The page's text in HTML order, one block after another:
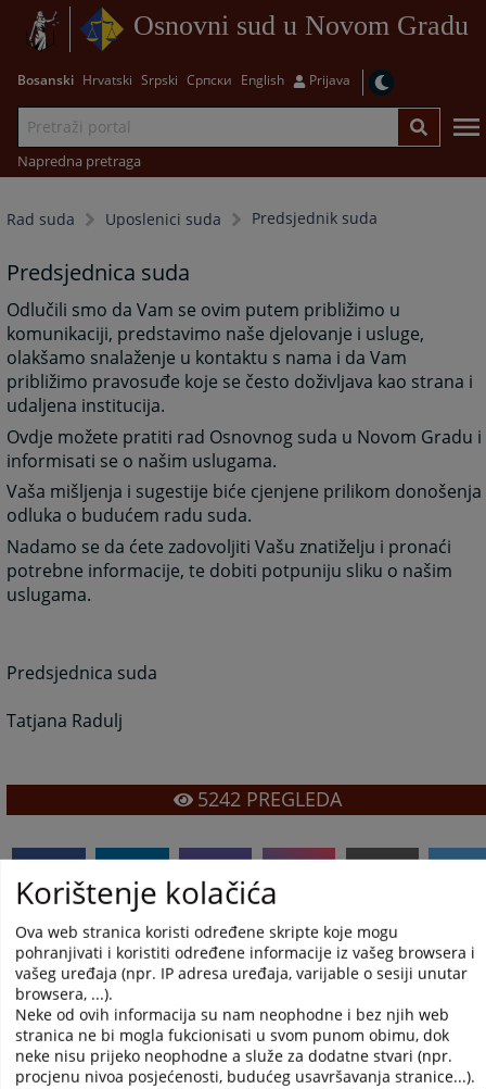
Osnovni sud u Novom Gradu
Bosanski Hrvatski Srpski Српски English Prijava
Napredna pretraga
Rad suda Uposlenici suda Predsjednik suda
Predsjednica suda
Odlučili smo da Vam se ovim putem približimo u
komunikaciji, predstavimo naše djelovanje i usluge,
olakšamo snalaženje u kontaktu s nama i da Vam
približimo pravosuđe koje se često doživljava kao strana i
udaljena institucija.
Ovdje možete pratiti rad Osnovnog suda u Novom Gradu i
informisati se o našim uslugama.
Vaša mišljenja i sugestije biće cjenjene prilikom donošenja
odluka o budućem radu suda.
Nadamo se da ćete zadovoljiti Vašu znatiželju i pronaći
potrebne informacije, te dobiti potpuniju sliku o našim
uslugama.
Predsjednica suda
Tatjana Radulj
5242 PREGLEDA
Korištenje kolačića
Ova web stranica koristi određene skripte koje mogu
pohranjivati i koristiti određene informacije iz vašeg browsera i
vašeg uređaja (npr. IP adresa uređaja, varijable o sesiji unutar
browsera, ...).
Neke od ovih informacija su nam neophodne i bez njih web
stranica ne bi mogla fukcionisati u svom punom obimu, dok
neke nisu prijeko neophodne a služe za dodatne stvari (npr.
procjenu nivoa posjećenosti, budućeg usavršavanja stranice...).